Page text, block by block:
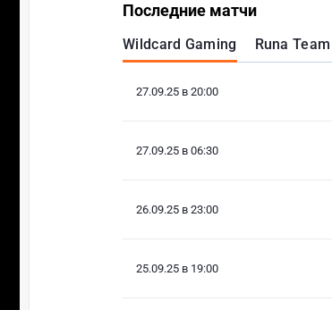
Последние матчи
Wildcard Gaming Runa Team
27.09.25 в 20:00
27.09.25 в 06:30
26.09.25 в 23:00
25.09.25 в 19:00